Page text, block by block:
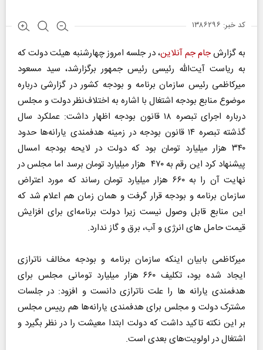
کد خبر: ۱۳۸۶۲۹۶
به گزارشجام جم آنلاین، در جلسه امروز چهارشنبه هیئت دولت که
به ریاست آیت‌الله رئیسی رئیس جمهور برگزارشد، سید مسعود
میرکاظمی رئیس سازمان برنامه و بودجه کشور در گزارشی درباره
موضوع منابع بودجه اشتغال با اشاره به اختلاف‌نظر دولت و مجلس
درباره اجرای تبصره ۱۸ قانون بودجه اظهار داشت: عملکرد سال
گذشته تبصره ۱۴ قانون بودجه در زمینه هدفمندی یارانه‌ها حدود
۳۴۰ هزار میلیارد تومان بود که دولت در لایحه بودجه امسال
پیشنهاد کرد این رقم به ۴۷۰ هزار میلیارد تومان برسد اما مجلس در
نهایت آن را به ۶۶۰ هزار میلیارد تومان رساند که مورد اعتراض
سازمان برنامه و بودجه قرار گرفت و همان زمان هم اعلام شد که
این منابع قابل وصول نیست زیرا دولت برنامه‌ای برای افزایش
قیمت حامل های انرژی و آب، برق و گاز ندارد.
میرکاظمی بابیان اینکه سازمان برنامه و بودجه مخالف ناترازی
ایجاد شده بود، تکلیف ۶۶۰ هزار میلیارد تومانی مجلس برای
هدفمندی یارانه ها را علت ناترازی دانست و افزود: در جلسات
مشترک دولت و مجلس برای هدفمندی یارانه‌ها هم رییس مجلس
بر این نکته تاکید داشت که دولت ابتدا معیشت را در نظر بگیرد و
اشتغال در اولویت‌های بعدی است.